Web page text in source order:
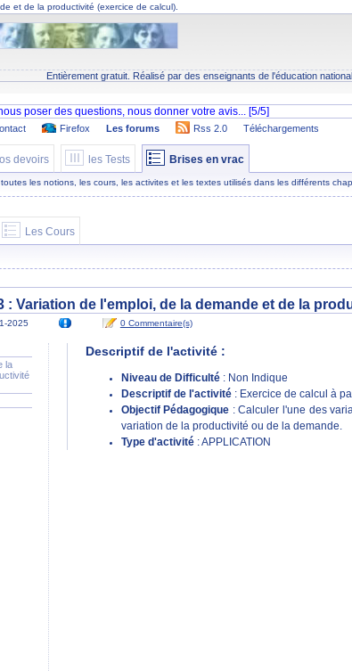
et de la productivité (exercice de calcul).
Entièrement gratuit. Réalisé par des enseignants de l'éducation
Firefox Les forums Rss 2.0 Téléchargements
devoirs les Tests Brises en vrac
les notions, les cours, les activites et les textes utilisés dans les différents
Les Cours
: Variation de l'emploi, de la demande et de la
2025 0 Commentaire(s)
la
Descriptif de l'activité :
Niveau de Difficulté : Non Indique
Descriptif de l'activité : Exercice de calcul à
Objectif Pédagogique : Calculer l'une des
variation de la productivité ou de la demande.
Type d'activité : APPLICATION